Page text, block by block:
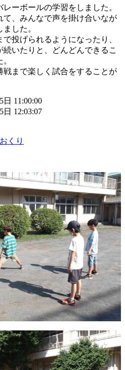
ーボールの学習をしました。
て、みんなで声を掛け合いなが
した。
投げられるようになったり、
いたりと、どんどんできるこ
戦まで楽しく試合をすることが
日 11:00:00
日 12:03:07
くり